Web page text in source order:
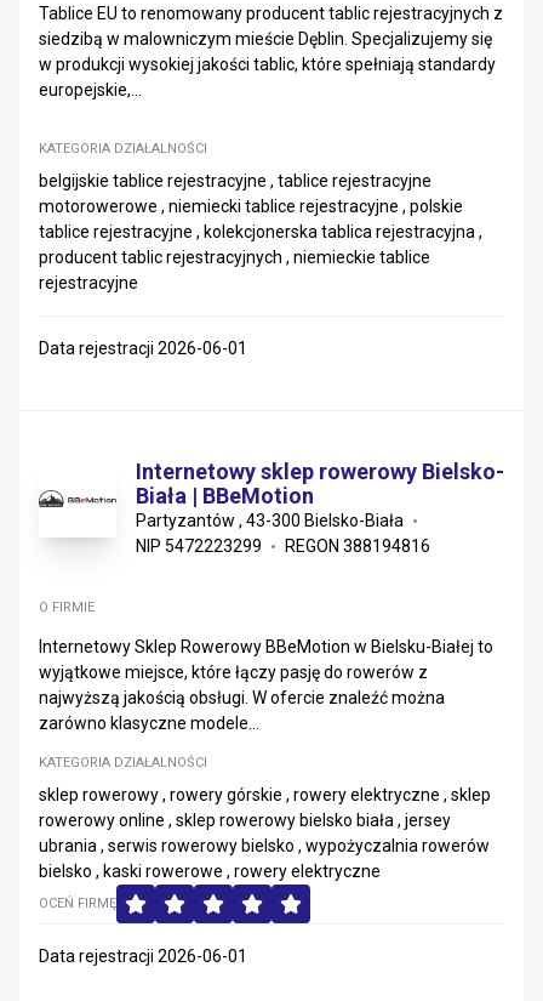
Tablice EU to renomowany producent tablic rejestracyjnych z
siedzibą w malowniczym mieście Dęblin. Specjalizujemy się
w produkcji wysokiej jakości tablic, które spełniają standardy
europejskie,...
KATEGORIA DZIAŁALNOŚCI
belgijskie tablice rejestracyjne , tablice rejestracyjne
motorowerowe , niemiecki tablice rejestracyjne , polskie
tablice rejestracyjne , kolekcjonerska tablica rejestracyjna ,
producent tablic rejestracyjnych , niemieckie tablice
rejestracyjne
Data rejestracji 2026-06-01
Internetowy sklep rowerowy Bielsko-
Biała | BBeMotion
Partyzantów , 43-300 Bielsko-Biała
NIP 5472223299
REGON 388194816
O FIRMIE
Internetowy Sklep Rowerowy BBeMotion w Bielsku-Białej to
wyjątkowe miejsce, które łączy pasję do rowerów z
najwyższą jakością obsługi. W ofercie znaleźć można
zarówno klasyczne modele...
KATEGORIA DZIAŁALNOŚCI
sklep rowerowy , rowery górskie , rowery elektryczne , sklep
rowerowy online , sklep rowerowy bielsko biała , jersey
ubrania , serwis rowerowy bielsko , wypożyczalnia rowerów
bielsko , kaski rowerowe , rowery elektryczne
OCEŃ FIRMĘ
Data rejestracji 2026-06-01